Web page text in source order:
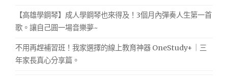
【高雄學鋼琴】成人學鋼琴也來得及！3個月內彈奏人生第一首
歌。讓自己圓一場音樂夢~
不用再趕補習班！我家選擇的線上教育神器 OneStudy+｜三
年家長真心分享篇。